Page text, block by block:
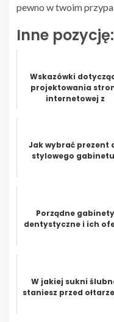
pewno w twoim
Inne pozycję:
Wskazówki
projektowania
internetowej z
Jak wybrać prezent
stylowego
Porządne gabinety
dentystyczne i ich
W jakiej sukni
staniesz przed